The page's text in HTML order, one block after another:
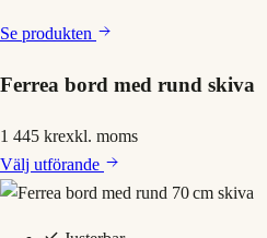
Se produkten
Ferrea bord med rund skiva
1 445 krexkl. moms
Välj utförande